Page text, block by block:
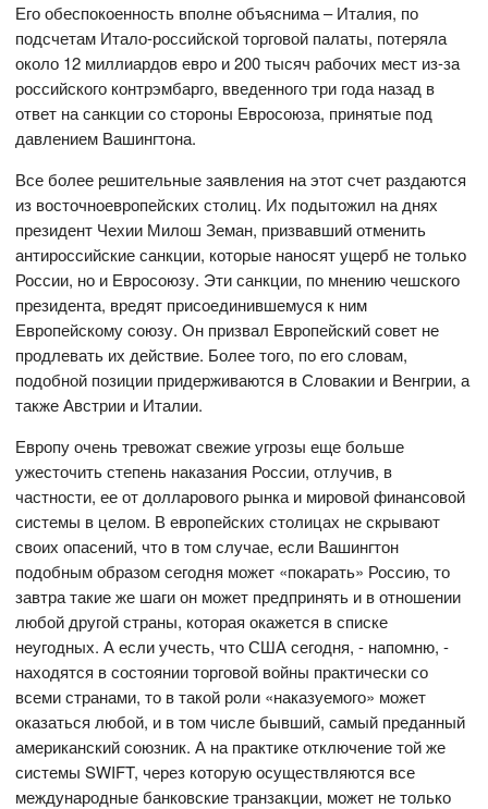
Его обеспокоенность вполне объяснима – Италия, по
подсчетам Итало-российской торговой палаты, потеряла
около 12 миллиардов евро и 200 тысяч рабочих мест из-за
российского контрэмбарго, введенного три года назад в
ответ на санкции со стороны Евросоюза, принятые под
давлением Вашингтона.
Все более решительные заявления на этот счет раздаются
из восточноевропейских столиц. Их подытожил на днях
президент Чехии Милош Земан, призвавший отменить
антироссийские санкции, которые наносят ущерб не только
России, но и Евросоюзу. Эти санкции, по мнению чешского
президента, вредят присоединившемуся к ним
Европейскому союзу. Он призвал Европейский совет не
продлевать их действие. Более того, по его словам,
подобной позиции придерживаются в Словакии и Венгрии, а
также Австрии и Италии.
Европу очень тревожат свежие угрозы еще больше
ужесточить степень наказания России, отлучив, в
частности, ее от долларового рынка и мировой финансовой
системы в целом. В европейских столицах не скрывают
своих опасений, что в том случае, если Вашингтон
подобным образом сегодня может «покарать» Россию, то
завтра такие же шаги он может предпринять и в отношении
любой другой страны, которая окажется в списке
неугодных. А если учесть, что США сегодня, - напомню, -
находятся в состоянии торговой войны практически со
всеми странами, то в такой роли «наказуемого» может
оказаться любой, и в том числе бывший, самый преданный
американский союзник. А на практике отключение той же
системы SWIFT, через которую осуществляются все
международные банковские транзакции, может не только